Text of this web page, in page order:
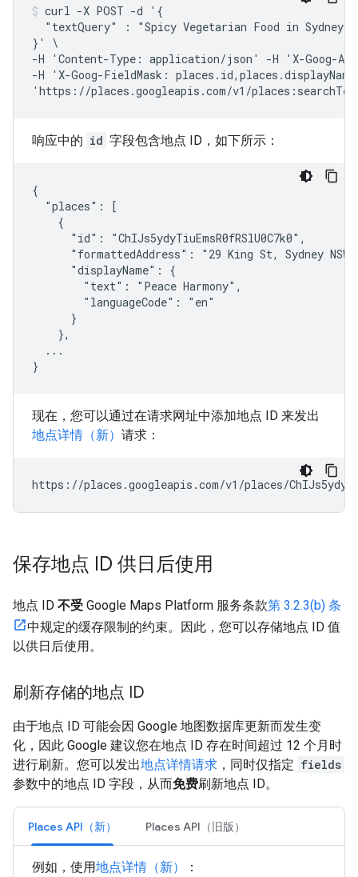
curl -X POST -d '{
"textQuery" : "Spicy Vegetarian Food in Sydney,
}' \
-H 'Content-Type: application/json' -H 'X-Goog-
-H 'X-Goog-FieldMask:
'https://places.googleapis.com/v1/
响应中的 id 字段包含地点 ID，如下所示：
{
  "places": [
    {
      "id": "ChIJs5ydyTiuEmsR0fRSlU0C7k0",
"formattedAddress": "29 King St, Sydney NSW
      "displayName": {
        "text": "Peace Harmony",
        "languageCode": "en"
      }
    },
  ...
}
现在，您可以通过在请求网址中添加地点 ID 来发出
地点详情（新） 请求：
https://places.googleapis.com/v1/places/
保存地点 ID 供日后使用
地点 ID 不受 Google Maps Platform 服务条款第 3.2.3(b) 条
中规定的缓存限制的约束。因此，您可以存储地点 ID 值
以供日后使用。
刷新存储的地点 ID
由于地点 ID 可能会因 Google 地图数据库更新而发生变
化，因此 Google 建议您在地点 ID 存在时间超过 12 个月时
进行刷新。您可以发出地点详情请求 ，同时仅指定 fields
参数中的地点 ID 字段，从而免费刷新地点 ID。
Places API（新） Places API（旧版）
例如，使用地点详情（新） ：